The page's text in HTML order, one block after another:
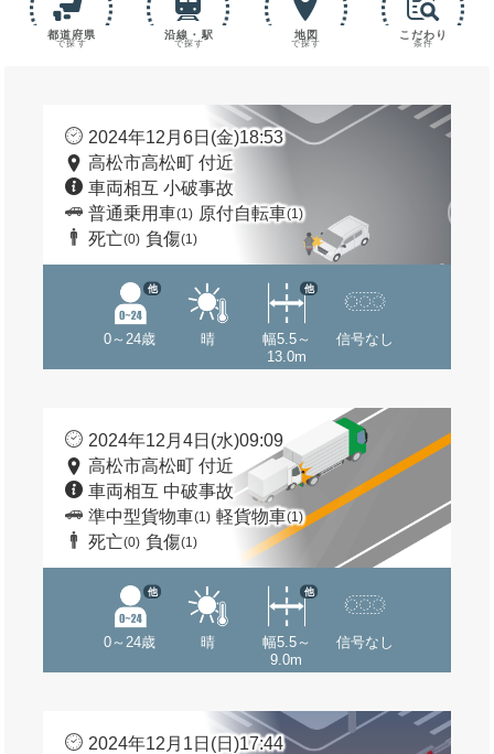
都道府県
で探す
沿線・駅
で探す
地図
で探す
こだわり
条件
2024年12月6日(金)18:53
高松市高松町 付近
車両相互 小破事故
普通乗用車(1) 原付自転車(1)
死亡(0) 負傷(1)
0～24歳
他
晴
幅5.5～
13.0m
他
信号なし
2024年12月4日(水)09:09
高松市高松町 付近
車両相互 中破事故
準中型貨物車(1) 軽貨物車(1)
死亡(0) 負傷(1)
0～24歳
他
晴
幅5.5～
9.0m
他
信号なし
2024年12月1日(日)17:44